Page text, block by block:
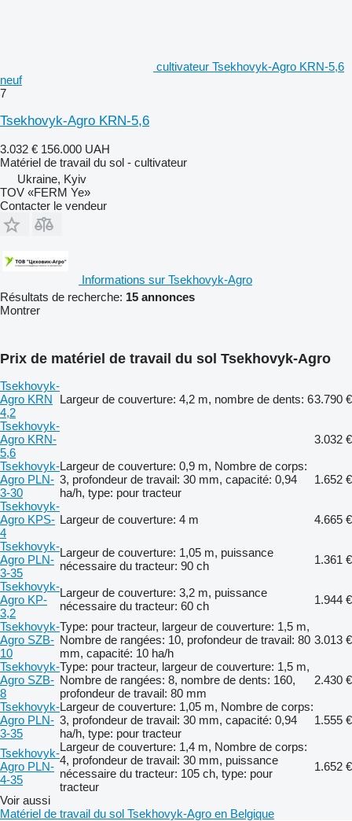
cultivateur Tsekhovyk-Agro KRN-5,6
neuf
7
Tsekhovyk-Agro KRN-5,6
3.032 € 156.000 UAH
Matériel de travail du sol - cultivateur
Ukraine, Kyiv
TOV «FERM Ye»
Contacter le vendeur
Informations sur Tsekhovyk-Agro
Résultats de recherche: 15 annonces
Montrer
Prix de matériel de travail du sol Tsekhovyk-Agro
Tsekhovyk-
Agro KRN
4,2
Largeur de couverture: 4,2 m, nombre de dents: 63.790 €
Tsekhovyk-
Agro KRN-
5,6
3.032 €
Tsekhovyk-
Agro PLN-
3-30
Largeur de couverture: 0,9 m, Nombre de corps:
3, profondeur de travail: 30 mm, capacité: 0,94
ha/h, type: pour tracteur
1.652 €
Tsekhovyk-
Agro KPS-
4
Largeur de couverture: 4 m
4.665 €
Tsekhovyk-
Agro PLN-
3-35
Largeur de couverture: 1,05 m, puissance
nécessaire du tracteur: 90 ch
1.361 €
Tsekhovyk-
Agro KP-
3,2
Largeur de couverture: 3,2 m, puissance
nécessaire du tracteur: 60 ch
1.944 €
Tsekhovyk-
Agro SZB-
10
Type: pour tracteur, largeur de couverture: 1,5 m,
Nombre de rangées: 10, profondeur de travail: 80
mm, capacité: 10 ha/h
3.013 €
Tsekhovyk-
Agro SZB-
8
Type: pour tracteur, largeur de couverture: 1,5 m,
Nombre de rangées: 8, nombre de dents: 160,
profondeur de travail: 80 mm
2.430 €
Tsekhovyk-
Agro PLN-
3-35
Largeur de couverture: 1,05 m, Nombre de corps:
3, profondeur de travail: 30 mm, capacité: 0,94
ha/h, type: pour tracteur
1.555 €
Tsekhovyk-
Agro PLN-
4-35
Largeur de couverture: 1,4 m, Nombre de corps:
4, profondeur de travail: 30 mm, puissance
nécessaire du tracteur: 105 ch, type: pour
tracteur
1.652 €
Voir aussi
Matériel de travail du sol Tsekhovyk-Agro en Belgique